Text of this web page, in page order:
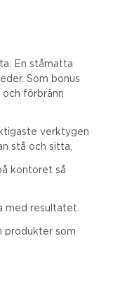
En ståmatta
Som bonus
och förbränn
verktygen
stå och sitta.
kontoret så
med resultatet.
produkter som